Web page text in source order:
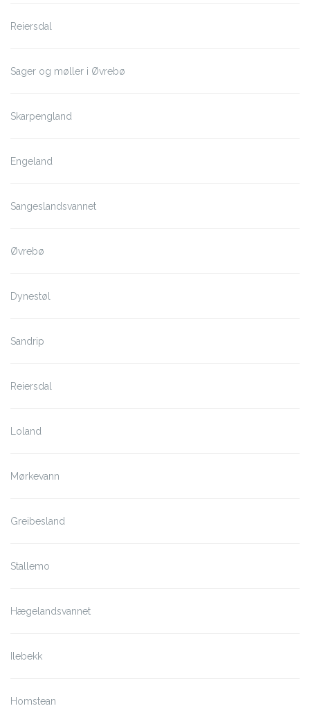
Reiersdal
Sager og møller i Øvrebø
Skarpengland
Engeland
Sangeslandsvannet
Øvrebø
Dynestøl
Sandrip
Reiersdal
Loland
Mørkevann
Greibesland
Stallemo
Hægelandsvannet
Ilebekk
Homstean